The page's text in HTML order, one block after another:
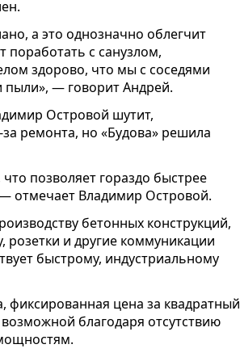
а это однозначно облегчит
поработать с санузлом,
здорово, что мы с соседями
пыли», — говорит Андрей.
Островой шутит,
за ремонта, но «Будова» решила
позволяет гораздо быстрее
отмечает Владимир Островой.
бетонных конструкций,
розетки и другие коммуникации
быстрому, индустриальному
фиксированная цена за квадратный
благодаря отсутствию